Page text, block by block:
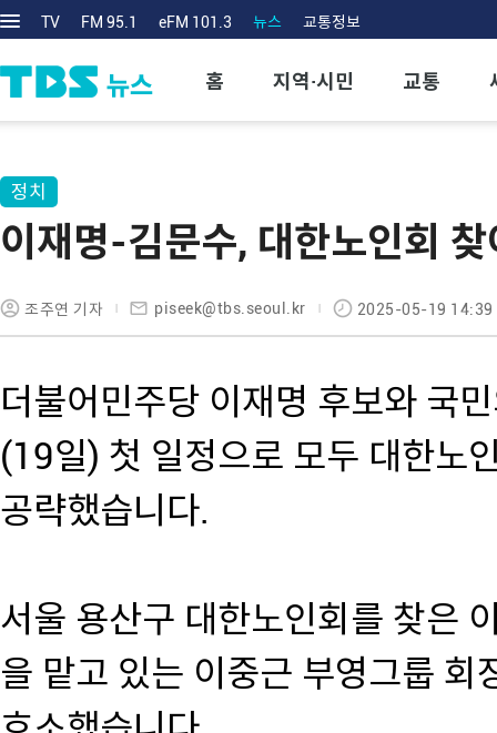
TV FM 95.1 eFM 101.3 뉴스 교통정보
홈 지역·시민 교통
정치
이재명-김문수, 대한노인회
조주연 기자 piseek@tbs.seoul.kr 2025-05-19 14:39
더불어민주당 이재명 후보와 국
(19일) 첫 일정으로 모두 대한노
공략했습니다.
서울 용산구 대한노인회를 찾은
을 맡고 있는 이중근 부영그룹 회